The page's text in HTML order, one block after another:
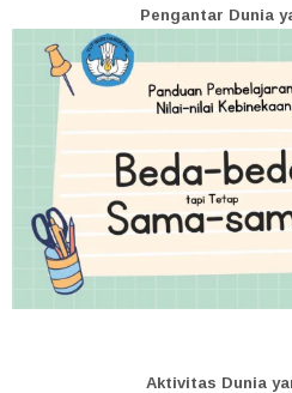
Pengantar Dunia
Aktivitas Dunia